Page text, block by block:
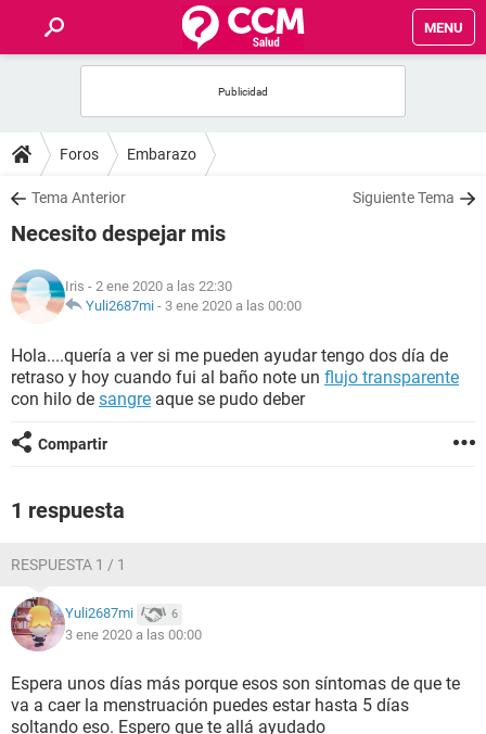
MENU
FOROS
SALUD
NUTRICIÓN
BIENESTAR
Foros Embarazo
Tema Anterior Siguiente Tema
Necesito despejar mis
Iris - 2 ene 2020 a las 22:30
Yuli2687mi - 3 ene 2020 a las 00:00
Hola....quería a ver si me pueden ayudar tengo dos día de
retraso y hoy cuando fui al baño note un flujo transparente
con hilo de sangre aque se pudo deber
Compartir
1 respuesta
RESPUESTA 1 / 1
Yuli2687mi 6
3 ene 2020 a las 00:00
Espera unos días más porque esos son síntomas de que te
va a caer la menstruación puedes estar hasta 5 días
soltando eso. Espero que te allá ayudado